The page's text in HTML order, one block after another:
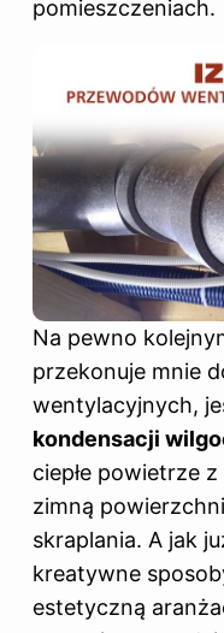
pomieszczeniach.
Na pewno
przekonuje mnie
wentylacyjnych,
kondensacji
ciepłe powietrze
zimną
skraplania. A jak
kreatywne
estetyczną